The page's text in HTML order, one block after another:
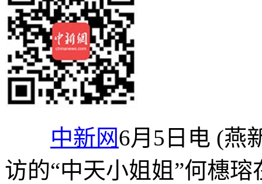
中新网6月5日电 (燕
访的“中天小姐姐”何橞